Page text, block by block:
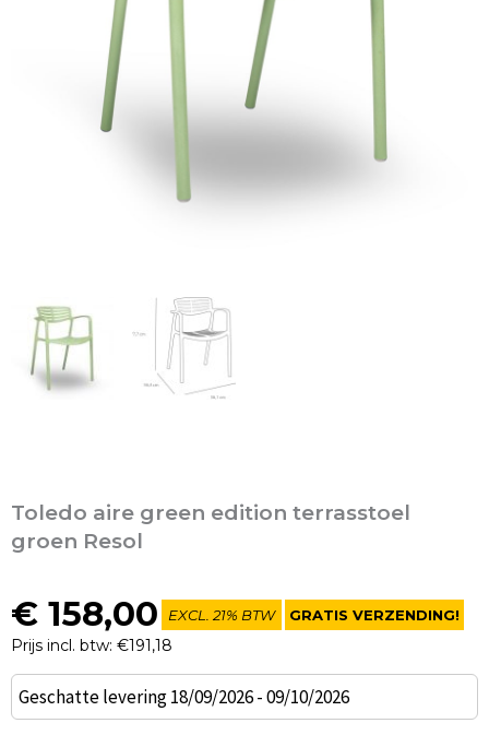
Toledo aire green edition terrasstoel
groen Resol
€ 158,00
Prijs incl. btw: €191,18
EXCL. 21% BTW GRATIS VERZENDING!
Geschatte levering 18/09/2026 - 09/10/2026
Toledo
aire